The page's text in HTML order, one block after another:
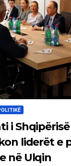
i
liderët e
në Ulqin